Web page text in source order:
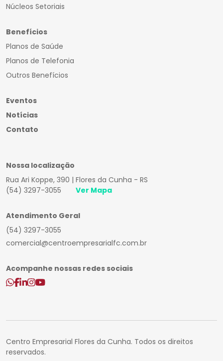
Núcleos Setoriais
Benefícios
Planos de Saúde
Planos de Telefonia
Outros Benefícios
Eventos
Notícias
Contato
Nossa localização
Rua Ari Koppe, 390 | Flores da Cunha - RS
(54) 3297-3055
Ver Mapa
Atendimento Geral
(54) 3297-3055
comercial@centroempresarialfc.com.br
Acompanhe nossas redes sociais
Centro Empresarial Flores da Cunha. Todos os direitos
reservados.